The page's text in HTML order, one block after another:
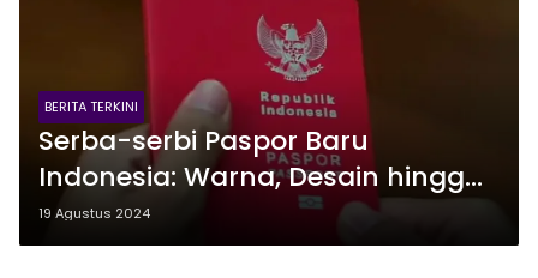
BERITA TERKINI
Serba-serbi Paspor Baru
Indonesia: Warna, Desain hingga
Keunggulan
19 Agustus 2024